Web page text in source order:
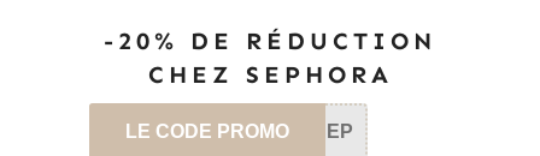
-20% DE RÉDUCTION
CHEZ SEPHORA
LE CODE PROMO SEP